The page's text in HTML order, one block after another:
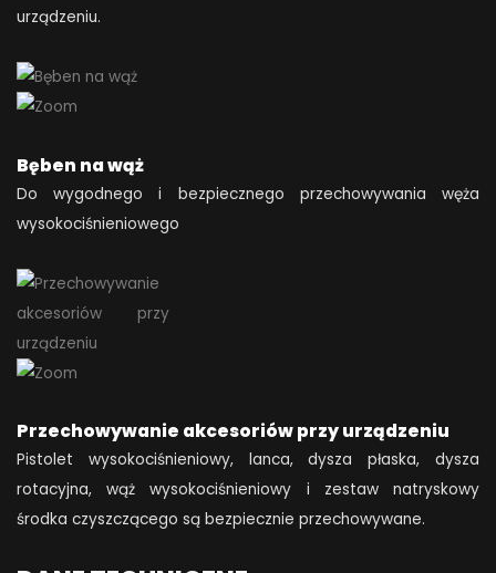
urządzeniu.
Bęben na wąż
Do wygodnego i bezpiecznego przechowywania węża
wysokociśnieniowego
Przechowywanie akcesoriów przy urządzeniu
Pistolet wysokociśnieniowy, lanca, dysza płaska, dysza
rotacyjna, wąż wysokociśnieniowy i zestaw natryskowy
środka czyszczącego są bezpiecznie przechowywane.